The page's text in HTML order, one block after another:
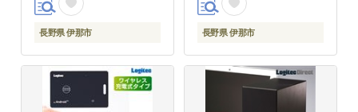
長野県 伊那市 長野県 伊那市